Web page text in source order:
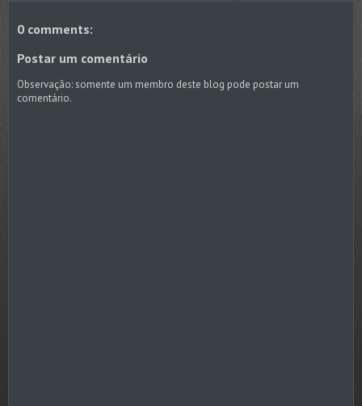
0 comments:
Postar um comentário
Observação: somente um membro deste blog pode postar um
comentário.